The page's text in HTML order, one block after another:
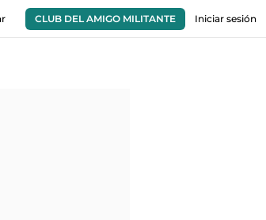
CLUB DEL AMIGO MILITANTE Iniciar sesión